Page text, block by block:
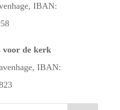
IBAN:
voor de kerk
IBAN: